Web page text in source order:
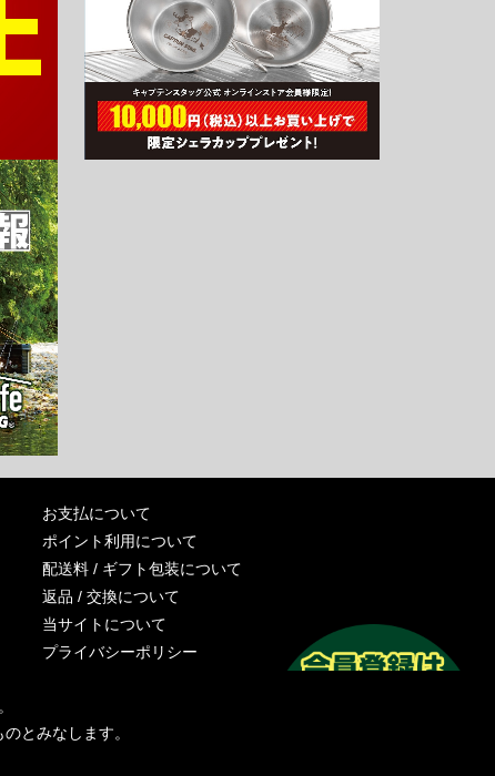
お支払について
ポイント利用について
配送料 / ギフト包装について
返品 / 交換について
当サイトについて
プライバシーポリシー
お問い合わせ
とみなします。